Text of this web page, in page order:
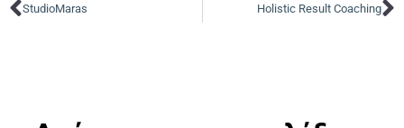
StudioMaras Holistic Result Coaching